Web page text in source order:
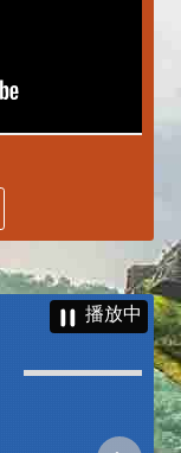
播放中